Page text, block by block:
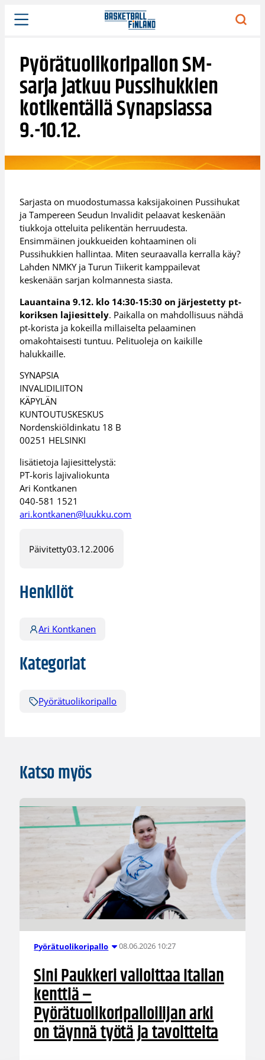
Siirry
sisältöön
Pyörätuolikoripallon SM-
sarja jatkuu Pussihukkien
kotikentällä Synapsiassa
9.-10.12.
Sarjasta on muodostumassa kaksijakoinen Pussihukat
ja Tampereen Seudun Invalidit pelaavat keskenään
tiukkoja otteluita pelikentän herruudesta.
Ensimmäinen joukkueiden kohtaaminen oli
Pussihukkien hallintaa. Miten seuraavalla kerralla käy?
Lahden NMKY ja Turun Tiikerit kamppailevat
keskenään sarjan kolmannesta siasta.
Lauantaina 9.12. klo 14:30-15:30 on järjestetty pt-
koriksen lajiesittely. Paikalla on mahdollisuus nähdä
pt-korista ja kokeilla millaiselta pelaaminen
omakohtaisesti tuntuu. Pelituoleja on kaikille
halukkaille.
SYNAPSIA
INVALIDILIITON
KÄPYLÄN
KUNTOUTUSKESKUS
Nordenskiöldinkatu 18 B
00251 HELSINKI
lisätietoja lajiesittelystä:
PT-koris lajivaliokunta
Ari Kontkanen
040-581 1521
ari.kontkanen@luukku.com
Päivitetty03.12.2006
Henkilöt
Ari Kontkanen
Kategoriat
Pyörätuolikoripallo
Katso myös
Pyörätuolikoripallo 08.06.2026 10:27
Sini Paukkeri valloittaa Italian
kenttiä –
Pyörätuolikoripalloilijan arki
on täynnä työtä ja tavoitteita